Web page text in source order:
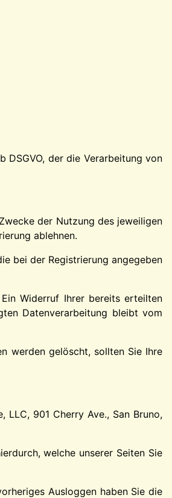
DSGVO, der die Verarbeitung von
der Nutzung des jeweiligen
ablehnen.
bei der Registrierung angegeben
Widerruf Ihrer bereits erteilten
Datenverarbeitung bleibt vom
werden gelöscht, sollten Sie Ihre
901 Cherry Ave., San Bruno,
welche unserer Seiten Sie
Ausloggen haben Sie die